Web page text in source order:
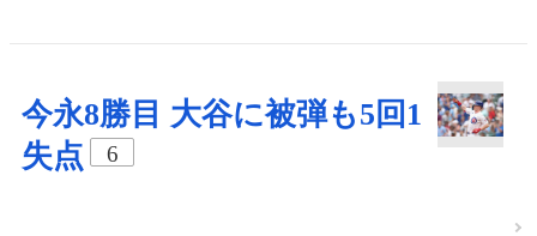
今永8勝目 大谷に被弾も5回1
失点
6